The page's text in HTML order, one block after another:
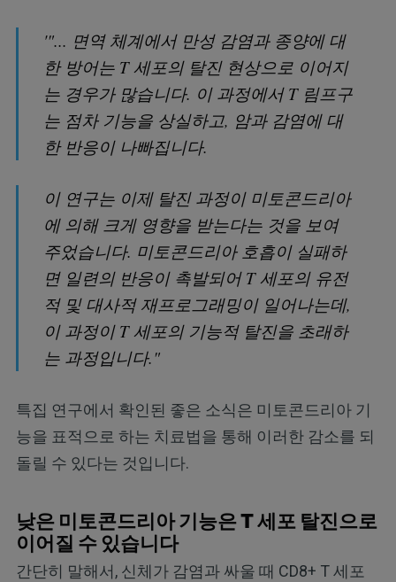
'"... 면역 체계에서 만성 감염과 종양에 대
한 방어는 T 세포의 탈진 현상으로 이어지
는 경우가 많습니다. 이 과정에서 T 림프구
는 점차 기능을 상실하고, 암과 감염에 대
한 반응이 나빠집니다.
이 연구는 이제 탈진 과정이 미토콘드리아
에 의해 크게 영향을 받는다는 것을 보여
주었습니다. 미토콘드리아 호흡이 실패하
면 일련의 반응이 촉발되어 T 세포의 유전
적 및 대사적 재프로그래밍이 일어나는데,
이 과정이 T 세포의 기능적 탈진을 초래하
는 과정입니다."
특집 연구에서 확인된 좋은 소식은 미토콘드리아 기
능을 표적으로 하는 치료법을 통해 이러한 감소를 되
돌릴 수 있다는 것입니다.
낮은 미토콘드리아 기능은 T 세포 탈진으로
이어질 수 있습니다
간단히 말해서, 신체가 감염과 싸울 때 CD8+ T 세포